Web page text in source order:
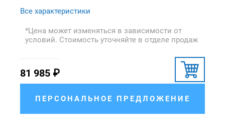
Все характеристики
*Цена может изменяться в зависимости от
условий. Стоимость уточняйте в отделе продаж
81 985 ₽
ПЕРСОНАЛЬНОЕ ПРЕДЛОЖЕНИЕ